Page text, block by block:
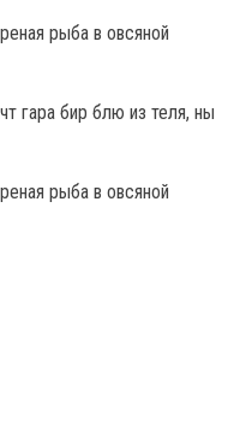
гара бир блю из теля, ны